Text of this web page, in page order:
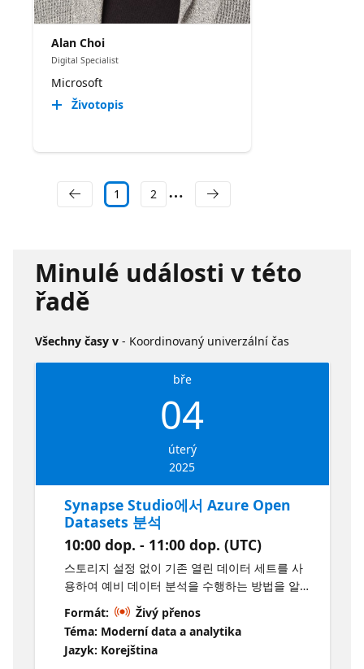
Alan Choi
Digital Specialist
Microsoft
Životopis
1 2
Minulé události v této
řadě
Všechny časy v - Koordinovaný univerzální čas
bře
04
úterý
2025
Synapse Studio에서 Azure Open
Datasets 분석
10:00 dop. - 11:00 dop. (UTC)
스토리지 설정 없이 기존 열린 데이터 세트를 사
용하여 예비 데이터 분석을 수행하는 방법을 알아
봅니다. 서버리스 SQL 풀을 사용하여 여러 Azure
Open Datasets를 결합합니다. 그런 다음, Azure
Synapse Analytics용 Synapse Studio에서 결과
를 시각화합니다. Learning Objective Azure
Formát:
Živý přenos
Téma: Moderní data a analytika
Jazyk: Korejština